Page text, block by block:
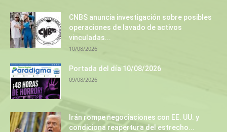
CNBS anuncia investigación sobre posibles
operaciones de lavado de activos
vinculadas...
10/08/2026
Portada del día 10/08/2026
09/08/2026
Irán rompe negociaciones con EE. UU. y
condiciona reapertura del estrecho...